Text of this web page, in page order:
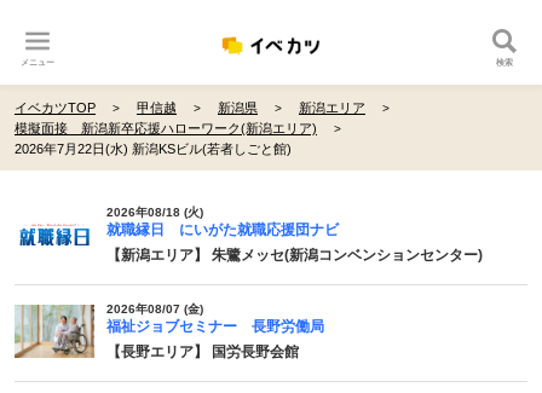
メニュー 検索
イベカツTOP 甲信越 新潟県
新潟エリア
模擬面接 新潟新卒応援ハローワーク(新潟エリア)
2026年7月22日(水) 新潟KSビル(若者しごと館)
2026年08/18 (火)
就職縁日 にいがた就職応援団ナビ
【新潟エリア】 朱鷺メッセ(新潟コンベンションセンター)
2026年08/07 (金)
福祉ジョブセミナー 長野労働局
【長野エリア】 国労長野会館